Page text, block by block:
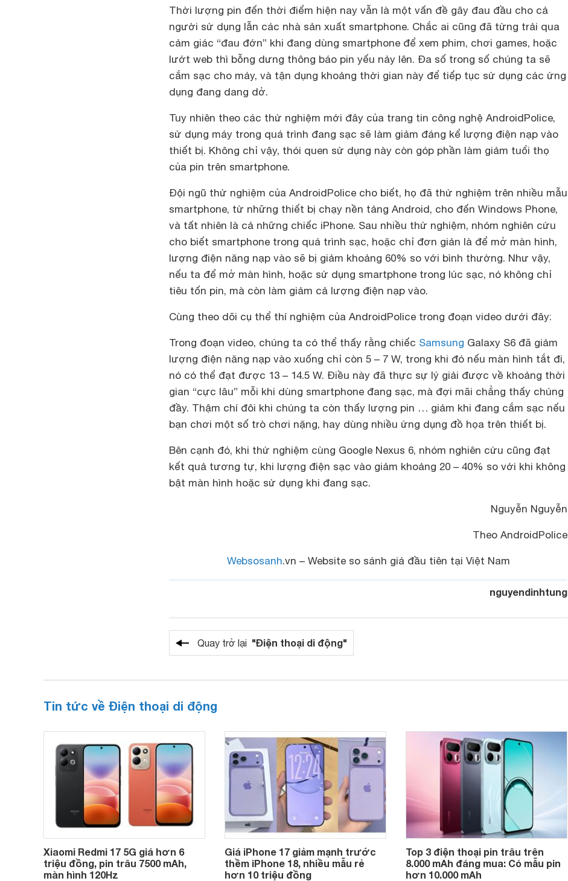
Thời lượng pin đến thời điểm hiện nay vẫn là một vấn đề gây đau đầu cho cả
người sử dụng lẫn các nhà sản xuất smartphone. Chắc ai cũng đã từng trải qua
cảm giác “đau đớn” khi đang dùng smartphone để xem phim, chơi games, hoặc
lướt web thì bỗng dưng thông báo pin yếu nảy lên. Đa số trong số chúng ta sẽ
cắm sạc cho máy, và tận dụng khoảng thời gian này để tiếp tục sử dụng các ứng
dụng đang dang dở.
Tuy nhiên theo các thử nghiệm mới đây của trang tin công nghệ AndroidPolice,
sử dụng máy trong quá trình đang sạc sẽ làm giảm đáng kể lượng điện nạp vào
thiết bị. Không chỉ vậy, thói quen sử dụng này còn góp phần làm giảm tuổi thọ
của pin trên smartphone.
Đội ngũ thử nghiệm của AndroidPolice cho biết, họ đã thử nghiệm trên nhiều mẫu
smartphone, từ những thiết bị chạy nền tảng Android, cho đến Windows Phone,
và tất nhiên là cả những chiếc iPhone. Sau nhiều thử nghiệm, nhóm nghiên cứu
cho biết smartphone trong quá trình sạc, hoặc chỉ đơn giản là để mở màn hình,
lượng điện năng nạp vào sẽ bị giảm khoảng 60% so với bình thường. Như vậy,
nếu ta để mở màn hình, hoặc sử dụng smartphone trong lúc sạc, nó không chỉ
tiêu tốn pin, mà còn làm giảm cả lượng điện nạp vào.
Cùng theo dõi cụ thể thí nghiệm của AndroidPolice trong đoạn video dưới đây:
Trong đoạn video, chúng ta có thể thấy rằng chiếc Samsung Galaxy S6 đã giảm
lượng điện năng nạp vào xuống chỉ còn 5 – 7 W, trong khi đó nếu màn hình tắt đi,
nó có thể đạt được 13 – 14.5 W. Điều này đã thực sự lý giải được về khoảng thời
gian “cực lâu” mỗi khi dùng smartphone đang sạc, mà đợi mãi chẳng thấy chúng
đầy. Thậm chí đôi khi chúng ta còn thấy lượng pin … giảm khi đang cắm sạc nếu
bạn chơi một số trò chơi nặng, hay dùng nhiều ứng dụng đồ họa trên thiết bị.
Bên cạnh đó, khi thử nghiệm cùng Google Nexus 6, nhóm nghiên cứu cũng đạt
kết quả tương tự, khi lượng điện sạc vào giảm khoảng 20 – 40% so với khi không
bật màn hình hoặc sử dụng khi đang sạc.
Nguyễn Nguyễn
Theo AndroidPolice
Websosanh.vn – Website so sánh giá đầu tiên tại Việt Nam
nguyendinhtung
Quay trở lại "Điện thoại di động"
Tin tức về Điện thoại di động
Xiaomi Redmi 17 5G giá hơn 6
triệu đồng, pin trâu 7500 mAh,
màn hình 120Hz
Giá iPhone 17 giảm mạnh trước
thềm iPhone 18, nhiều mẫu rẻ
hơn 10 triệu đồng
Top 3 điện thoại pin trâu trên
8.000 mAh đáng mua: Có mẫu pin
hơn 10.000 mAh